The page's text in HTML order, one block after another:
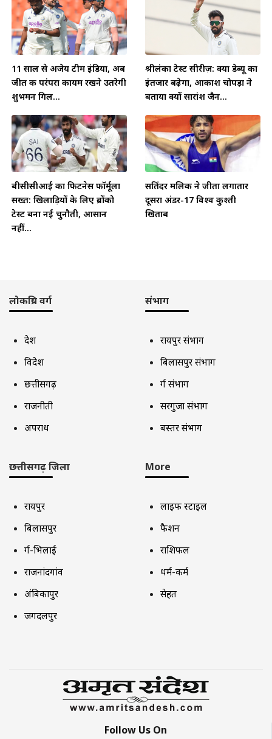
11 साल से अजेय टीम इंडिया, अब
जीत की परंपरा कायम रखने उतरेगी
शुभमन गिल...
श्रीलंका टेस्ट सीरीज़: क्या डेब्यू का
इंतजार बढ़ेगा, आकाश चोपड़ा ने
बताया क्यों सारांश जैन...
बीसीसीआई का फिटनेस फॉर्मूला
सख्त: खिलाड़ियों के लिए ब्रोंको
टेस्ट बना नई चुनौती, आसान
नहीं...
सतिंदर मलिक ने जीता लगातार
दूसरा अंडर-17 विश्व कुश्ती
खिताब
लोकप्रिय वर्ग
देश
विदेश
छत्तीसगढ़
राजनीती
अपराध
संभाग
रायपुर संभाग
बिलासपुर संभाग
दुर्ग संभाग
सरगुजा संभाग
बस्तर संभाग
छत्तीसगढ़ जिला
रायपुर
बिलासपुर
दुर्ग-भिलाई
राजनांदगांव
अंबिकापुर
जगदलपुर
More
लाइफ स्टाइल
फैशन
राशिफल
धर्म-कर्म
सेहत
Follow Us On